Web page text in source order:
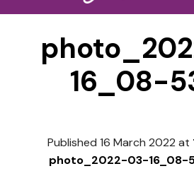
16_08-
Published 16 March 2022 at
photo_2022-03-16_08-